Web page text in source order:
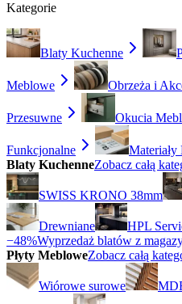
Kategorie
Blaty Kuchenne
Meblowe Obrzeża i
Przesuwne Okucia
Funkcjonalne
Blaty KuchenneZobacz całą
SWISS KRONO 38mm
Drewniane HPL
−48%Wyprzedaż blatów z
Płyty MebloweZobacz całą
Wiórowe surowe